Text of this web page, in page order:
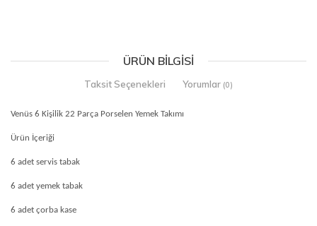
ÜRÜN BILGISI
Taksit Seçenekleri Yorumlar (0)
Venüs 6 Kişilik 22 Parça Porselen Yemek Takımı
Ürün İçeriği
6 adet servis tabak
6 adet yemek tabak
6 adet çorba kase